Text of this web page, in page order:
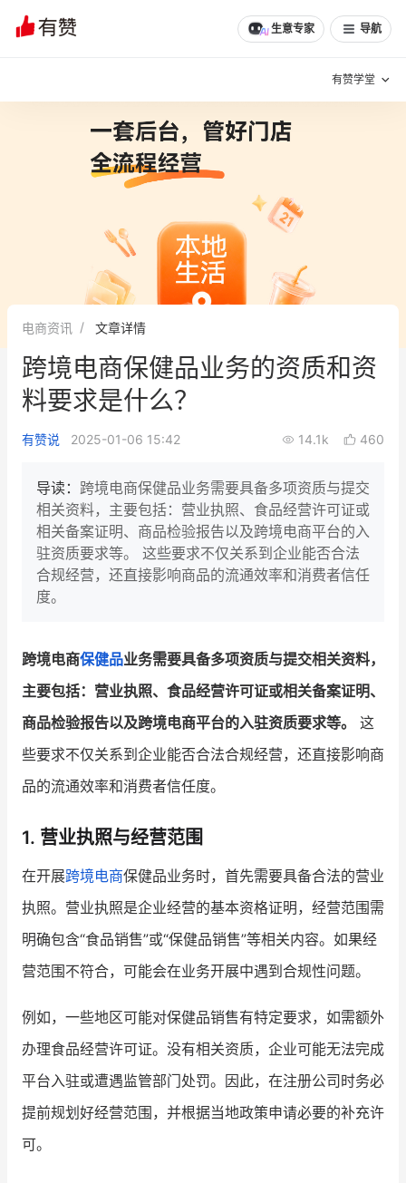
生意专家 导航
有赞学堂
增长方法
有赞专家说
新零售最佳实践
面对面聊增长
新零售大会
增长产品指南
智库 产品场景库
产品更新动态
品牌消费观 行业报告
新零售资讯
培训课程
商家社区 社群交流
合作共进
入驻有赞 认证代理商
认证服务商 设计服务商
电商资讯 文章详情
跨境电商保健品业务的资质和资
料要求是什么？
有赞说 2025-01-06 15:42 14.1k 460
导读： 跨境电商保健品业务需要具备多项资质与提交
相关资料，主要包括：营业执照、食品经营许可证或
相关备案证明、商品检验报告以及跨境电商平台的入
驻资质要求等。 这些要求不仅关系到企业能否合法
合规经营，还直接影响商品的流通效率和消费者信任
度。
跨境电商保健品业务需要具备多项资质与提交相关资料，
主要包括：营业执照、食品经营许可证或相关备案证明、
商品检验报告以及跨境电商平台的入驻资质要求等。
这
些要求不仅关系到企业能否合法合规经营，还直接影响商
品的流通效率和消费者信任度。
1. 营业执照与经营范围
在开展跨境电商保健品业务时，首先需要具备合法的营业
执照。营业执照是企业经营的基本资格证明，经营范围需
明确包含“食品销售”或“保健品销售”等相关内容。如果经
营范围不符合，可能会在业务开展中遇到合规性问题。
例如，一些地区可能对保健品销售有特定要求，如需额外
办理食品经营许可证。没有相关资质，企业可能无法完成
平台入驻或遭遇监管部门处罚。因此，在注册公司时务必
提前规划好经营范围，并根据当地政策申请必要的补充许
可。